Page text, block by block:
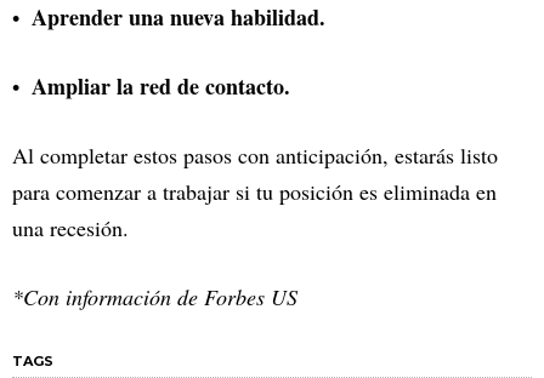
Aprender una nueva habilidad.
Ampliar la red de contacto.
Al completar estos pasos con anticipación, estarás listo
para comenzar a trabajar si tu posición es eliminada en
una recesión.
*Con información de Forbes US
TAGS